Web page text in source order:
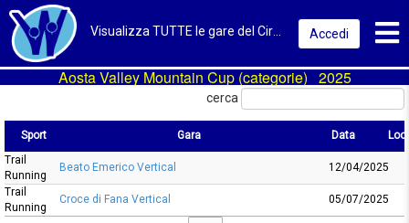
Accedi
Aosta Valley Mountain Cup (categorie) 2025
cerca
Sport Gara Data
Sport Gara Data
Trail
Running
Beato Emerico Vertical 12/04/2025
Trail
Running
Croce di Fana Vertical 05/07/2025